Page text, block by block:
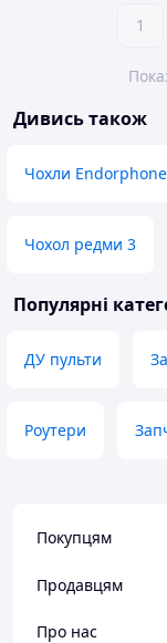
1
Дивись також
Чохли Endorphone
Чохол редми 3
Популярні
ДУ пульти
Роутери
Покупцям
Продавцям
Про нас